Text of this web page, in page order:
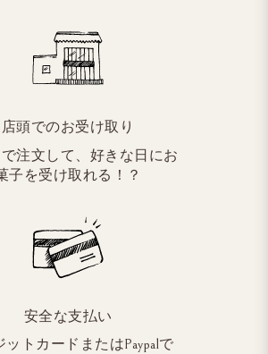
店頭でのお受け取り
注文して、好きな日にお
子を受け取れる！？
安全な支払い
ットカードまたはPaypalで